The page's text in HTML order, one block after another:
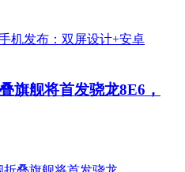
旗舰将首发骁龙8E6，